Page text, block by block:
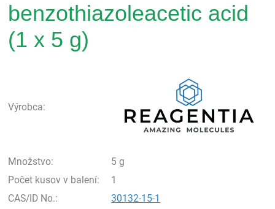
benzothiazoleacetic acid
(1 x 5 g)
Výrobca:
Množstvo:
5 g
Počet kusov v balení:
1
CAS/ID No.:
30132-15-1